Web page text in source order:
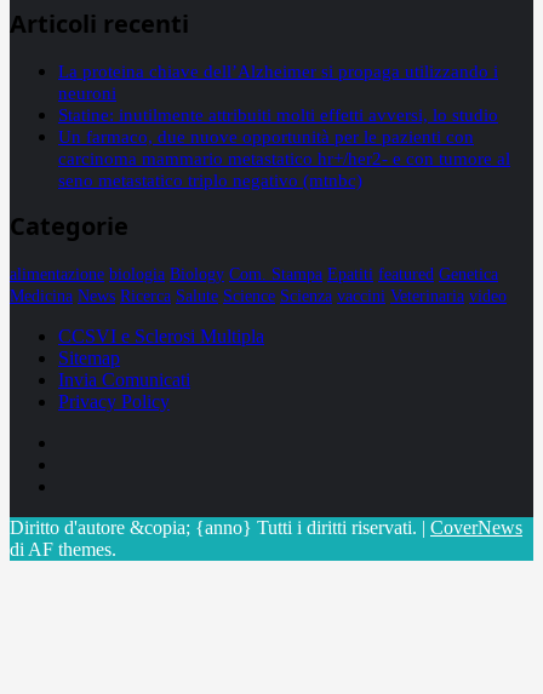
Articoli recenti
La proteina chiave dell’Alzheimer si propaga utilizzando i
neuroni
Statine: inutilmente attribuiti molti effetti avversi, lo studio
Un farmaco, due nuove opportunità per le pazienti con
carcinoma mammario metastatico hr+/her2- e con tumore al
seno metastatico triplo negativo (mtnbc)
Categorie
alimentazione biologia Biology Com. Stampa Epatiti featured Genetica
Medicina News Ricerca Salute Science Scienza vaccini Veterinaria video
CCSVI e Sclerosi Multipla
Sitemap
Invia Comunicati
Privacy Policy
Diritto d'autore &copia; {anno} Tutti i diritti riservati. | CoverNews
di AF themes.